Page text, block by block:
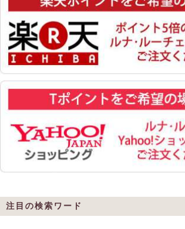
注目の検索ワード